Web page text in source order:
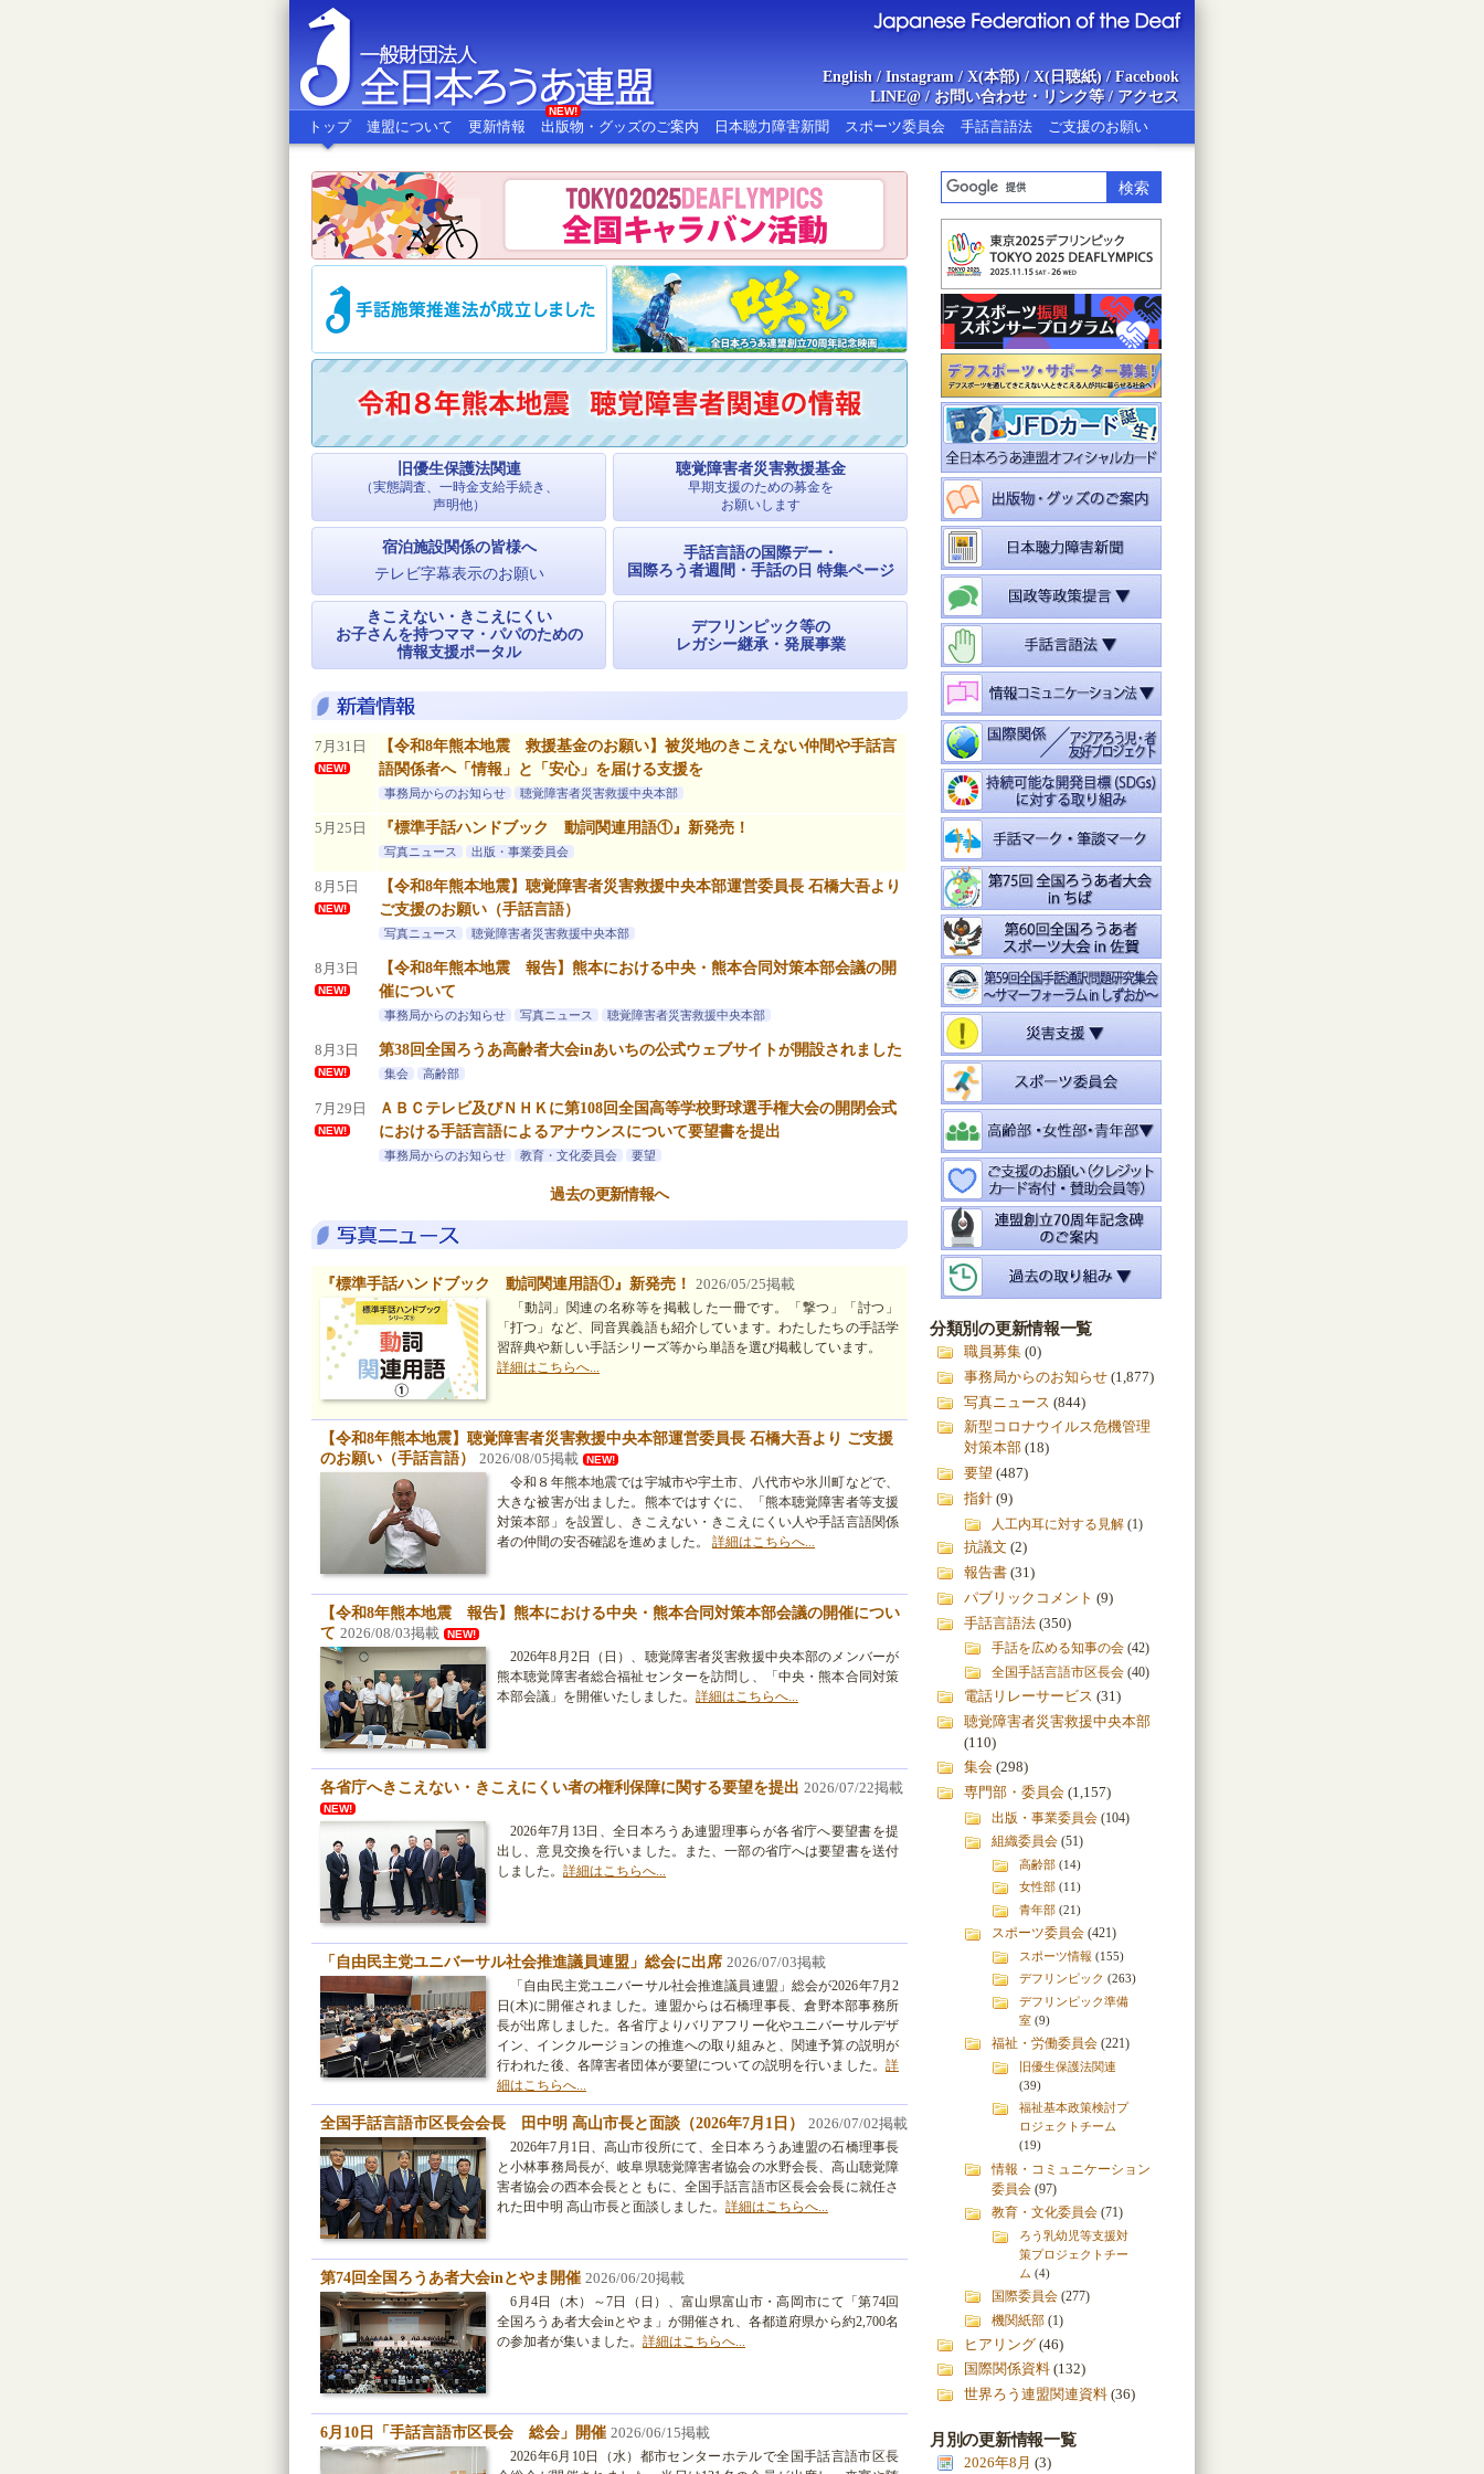
全日本ろうあ連盟 Japanese Federation of the Deaf
English/ Instagram/ X(本部)/ X(日聴紙)/ Facebook
LINE@/ お問い合わせ・リンク等/ アクセス
トップ
連盟について 更新情報 出版物・グッズのご案内
NEW!
日本聴力障害新聞 スポーツ委員会 手話言語法 ご支援のお願い
旧優生保護法関連
（実態調査、一時金支給手続き、
声明他）
聴覚障害者災害救援基金
早期支援のための募金を
お願いします
宿泊施設関係の皆様へ
テレビ字幕表示のお願い
手話言語の国際デー・
国際ろう者週間・手話の日 特集ページ
きこえない・きこえにくい
お子さんを持つママ・パパのための
情報支援ポータル
デフリンピック等の
レガシー継承・発展事業
7月31日
NEW!
【令和8年熊本地震 救援基金のお願い】被災地のきこえない仲間や手話言
語関係者へ「情報」と「安心」を届ける支援を
事務局からのお知らせ 聴覚障害者災害救援中央本部
5月25日 『標準手話ハンドブック 動詞関連用語①』新発売！
写真ニュース 出版・事業委員会
8月5日
NEW!
【令和8年熊本地震】聴覚障害者災害救援中央本部運営委員長 石橋大吾より
ご支援のお願い（手話言語）
写真ニュース 聴覚障害者災害救援中央本部
8月3日
NEW!
【令和8年熊本地震 報告】熊本における中央・熊本合同対策本部会議の開
催について
事務局からのお知らせ 写真ニュース 聴覚障害者災害救援中央本部
8月3日
NEW!
第38回全国ろうあ高齢者大会inあいちの公式ウェブサイトが開設されました
集会 高齢部
7月29日
NEW!
ＡＢＣテレビ及びＮＨＫに第108回全国高等学校野球選手権大会の開閉会式
における手話言語によるアナウンスについて要望書を提出
事務局からのお知らせ 教育・文化委員会 要望
過去の更新情報へ
『標準手話ハンドブック 動詞関連用語①』新発売！ 2026/05/25掲載
「動詞」関連の名称等を掲載した一冊です。「撃つ」「討つ」
「打つ」など、同音異義語も紹介しています。わたしたちの手話学
習辞典や新しい手話シリーズ等から単語を選び掲載しています。
詳細はこちらへ...
【令和8年熊本地震】聴覚障害者災害救援中央本部運営委員長 石橋大吾より ご支援
のお願い（手話言語）
2026/08/05掲載 NEW!
令和８年熊本地震では宇城市や宇土市、八代市や氷川町などで、
大きな被害が出ました。熊本ではすぐに、「熊本聴覚障害者等支援
対策本部」を設置し、きこえない・きこえにくい人や手話言語関係
者の仲間の安否確認を進めました。 詳細はこちらへ...
【令和8年熊本地震 報告】熊本における中央・熊本合同対策本部会議の開催につい
て 2026/08/03掲載 NEW!
2026年8月2日（日）、聴覚障害者災害救援中央本部のメンバーが
熊本聴覚障害者総合福祉センターを訪問し、「中央・熊本合同対策
本部会議」を開催いたしました。 詳細はこちらへ...
各省庁へきこえない・きこえにくい者の権利保障に関する要望を提出 2026/07/22掲載
NEW!
2026年7月13日、全日本ろうあ連盟理事らが各省庁へ要望書を提
出し、意見交換を行いました。また、一部の省庁へは要望書を送付
しました。 詳細はこちらへ...
「自由民主党ユニバーサル社会推進議員連盟」総会に出席 2026/07/03掲載
「自由民主党ユニバーサル社会推進議員連盟」総会が2026年7月2
日(木)に開催されました。連盟からは石橋理事長、倉野本部事務所
長が出席しました。各省庁よりバリアフリー化やユニバーサルデザ
イン、インクルージョンの推進への取り組みと、関連予算の説明が
行われた後、各障害者団体が要望についての説明を行いました。 詳
細はこちらへ...
全国手話言語市区長会会長 田中明 高山市長と面談（2026年7月1日） 2026/07/02掲載
2026年7月1日、高山市役所にて、全日本ろうあ連盟の石橋理事長
と小林事務局長が、岐阜県聴覚障害者協会の水野会長、高山聴覚障
害者協会の西本会長とともに、全国手話言語市区長会会長に就任さ
れた田中明 高山市長と面談しました。 詳細はこちらへ...
第74回全国ろうあ者大会inとやま開催 2026/06/20掲載
6月4日（木）～7日（日）、富山県富山市・高岡市にて「第74回
全国ろうあ者大会inとやま」が開催され、各都道府県から約2,700名
の参加者が集いました。 詳細はこちらへ...
6月10日「手話言語市区長会 総会」開催 2026/06/15掲載
2026年6月10日（水）都市センターホテルで全国手話言語市区長
分類別の更新情報一覧
職員募集 (0)
事務局からのお知らせ (1,877)
写真ニュース (844)
新型コロナウイルス危機管理
対策本部 (18)
要望 (487)
指針 (9)
人工内耳に対する見解 (1)
抗議文 (2)
報告書 (31)
パブリックコメント (9)
手話言語法 (350)
手話を広める知事の会 (42)
全国手話言語市区長会 (40)
電話リレーサービス (31)
聴覚障害者災害救援中央本部
(110)
集会 (298)
専門部・委員会 (1,157)
出版・事業委員会 (104)
組織委員会 (51)
高齢部 (14)
女性部 (11)
青年部 (21)
スポーツ委員会 (421)
スポーツ情報 (155)
デフリンピック (263)
デフリンピック準備
室 (9)
福祉・労働委員会 (221)
旧優生保護法関連
(39)
福祉基本政策検討プ
ロジェクトチーム
(19)
情報・コミュニケーション
委員会 (97)
教育・文化委員会 (71)
ろう乳幼児等支援対
策プロジェクトチー
ム (4)
国際委員会 (277)
機関紙部 (1)
ヒアリング (46)
国際関係資料 (132)
世界ろう連盟関連資料 (36)
月別の更新情報一覧
2026年8月 (3)